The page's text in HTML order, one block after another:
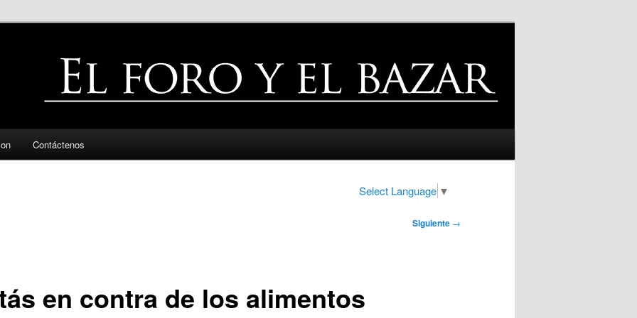
Contáctenos
Select Language ▼
Siguiente →
en contra de los alimentos